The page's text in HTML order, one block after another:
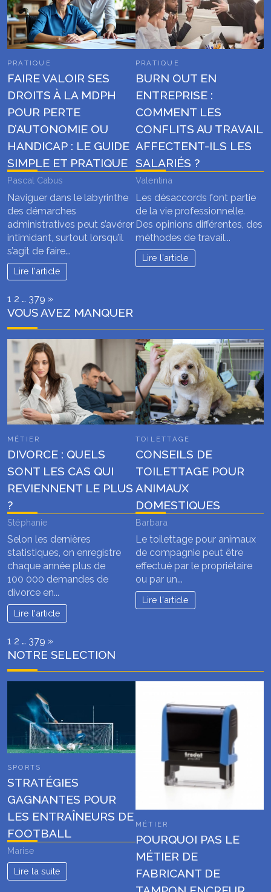
PRATIQUE
FAIRE VALOIR SES
DROITS À LA MDPH
POUR PERTE
D’AUTONOMIE OU
HANDICAP : LE GUIDE
SIMPLE ET PRATIQUE
Pascal Cabus
Naviguer dans le labyrinthe
des démarches
administratives peut s’avérer
intimidant, surtout lorsqu’il
s’agit de faire...
Lire l'article
PRATIQUE
BURN OUT EN
ENTREPRISE :
COMMENT LES
CONFLITS AU TRAVAIL
AFFECTENT-ILS LES
SALARIÉS ?
Valentina
Les désaccords font partie
de la vie professionnelle.
Des opinions différentes, des
méthodes de travail...
Lire l'article
Page:
1 2 … 379 Next
»
VOUS AVEZ MANQUER
MÉTIER
DIVORCE : QUELS
SONT LES CAS QUI
REVIENNENT LE PLUS
?
Stéphanie
Selon les dernières
statistiques, on enregistre
chaque année plus de
100 000 demandes de
divorce en...
Lire l'article
TOILETTAGE
CONSEILS DE
TOILETTAGE POUR
ANIMAUX
DOMESTIQUES
Barbara
Le toilettage pour animaux
de compagnie peut être
effectué par le propriétaire
ou par un...
Lire l'article
Page:
1 2 … 379 Next
»
NOTRE SELECTION
SPORTS
STRATÉGIES
GAGNANTES POUR
LES ENTRAÎNEURS DE
FOOTBALL
Marise
Lire la suite
MÉTIER
POURQUOI PAS LE
MÉTIER DE
FABRICANT DE